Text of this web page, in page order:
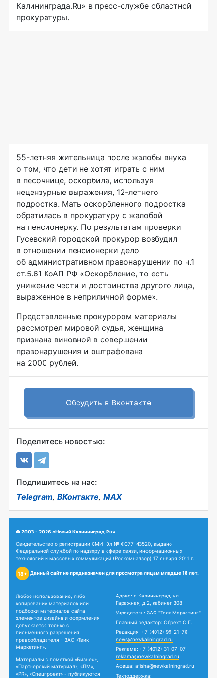
Калининграда.Ru» в пресс-службе областной
прокуратуры.
55-летняя жительница после жалобы внука
о том, что дети не хотят играть с ним
в песочнице, оскорбила, используя
нецензурные выражения, 12-летнего
подростка. Мать оскорбленного подростка
обратилась в прокуратуру с жалобой
на пенсионерку. По результатам проверки
Гусевский городской прокурор возбудил
в отношении пенсионерки дело
об административном правонарушении по ч.1
ст.5.61 КоАП РФ «Оскорбление, то есть
унижение чести и достоинства другого лица,
выраженное в неприличной форме».
Представленные прокурором материалы
рассмотрел мировой судья, женщина
признана виновной в совершении
правонарушения и оштрафована
на 2000 рублей.
Обсудить в Вконтакте
Поделитесь новостью:
Подпишитесь на нас:
Telegram, ВКонтакте, MAX
© 2003 - 2026 «Новый Калининград.Ru»
Свидетельство о регистрации СМИ: Эл № ФС77-43520, выдано
Федеральной службой по надзору в сфере связи, информационных
технологий и массовых коммуникаций (Роскомнадзор) 17 января 2011 г.
18+ Данный сайт не предназначен для просмотра лицам младше 18 лет.
Любое использование, либо
копирование материалов или
подборки материалов сайта,
элементов дизайна и оформления
допускается только с
письменного разрешения
правообладателя - ЗАО «Твик
Маркетинг».
Материалы с пометкой «Бизнес»,
«Партнерский материал», «ПМ»,
«PR», «Спецпроект» - публикуются
Адрес: г. Калининград, ул.
Гаражная, д.2, кабинет 308
Учредитель: ЗАО "Твик Маркетинг"
Главный редактор: Обрехт О.Г.
Редакция: +7 (4012) 99-21-76
news@newkaliningrad.ru
Реклама: +7 (4012) 31-07-07
reklama@newkaliningrad.ru
Афиша: afisha@newkaliningrad.ru
Техподдержка: